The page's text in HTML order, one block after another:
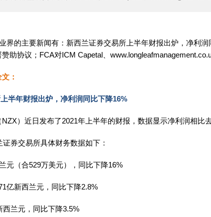
界的主要新闻有：新西兰证券交易所上半年财报出炉，净利润
助协议；FCA对ICM Capetal、
：
半年财报出炉，净利润同比下降16%
）近日发布了2021年上半年的财报，数据显示净利润相比
券交易所具体财务数据如下：
元（合529万美元），同比下降16%
亿新西兰元，同比下降2.8%
西兰元，同比下降3.5%